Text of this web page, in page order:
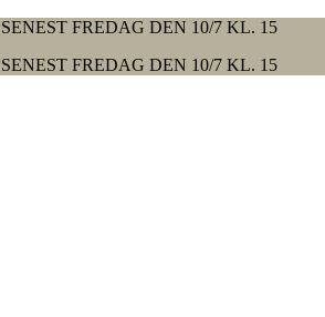
FREDAG DEN 10/7 KL. 15
FREDAG DEN 10/7 KL. 15